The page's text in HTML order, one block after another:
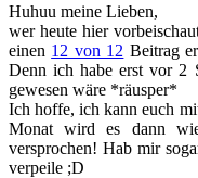
Huhuu meine Lieben,
wer heute hier
einen 12 von 12 Beitrag
Denn ich habe erst vor 2
gewesen wäre *räusper*
Ich hoffe, ich kann euch
Monat wird es dann
versprochen! Hab mir
verpeile ;D